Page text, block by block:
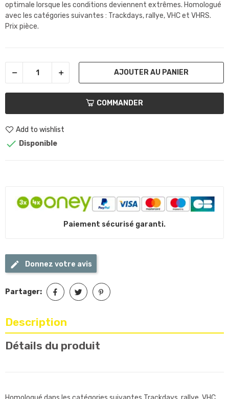
optimale lorsque les conditions deviennent extrêmes. Homologué
avec les catégories suivantes : Trackdays, rallye, VHC et VHRS.
Prix pièce.
AJOUTER AU PANIER
COMMANDER
Add to wishlist
 Disponible
Paiement sécurisé garanti.
Donnez votre avis
Partager:
Description
Détails du produit